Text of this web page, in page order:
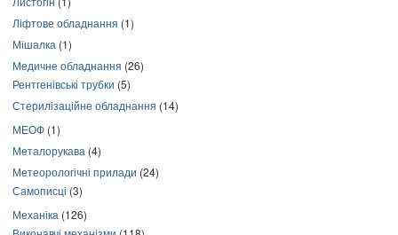
Ліфтове обладнання (1)
Мішалка (1)
Медичне обладнання (26)
Рентгенівські трубки (5)
Стерилізаційне обладнання (14)
МЕОФ (1)
Металорукава (4)
Метеорологічні прилади (24)
Самописці (3)
Механіка (126)